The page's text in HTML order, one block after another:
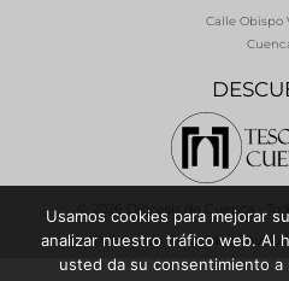
Calle Obispo
© 2026 Diócesis de Cuenca -
Política de Privacidad / Aviso
Usamos cookies para mejorar
analizar nuestro tráfico web. Al
usted da su consentimiento